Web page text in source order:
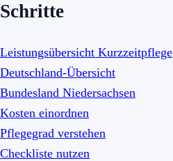
Schritte
Leistungsübersicht Kurzzeitpflege
Deutschland-Übersicht
Bundesland Niedersachsen
Kosten einordnen
Pflegegrad verstehen
Checkliste nutzen